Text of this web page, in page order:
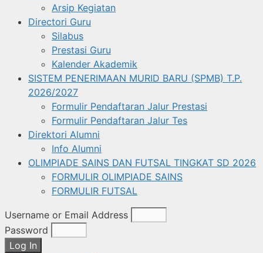
Arsip Kegiatan
Directori Guru
Silabus
Prestasi Guru
Kalender Akademik
SISTEM PENERIMAAN MURID BARU (SPMB) T.P.
2026/2027
Formulir Pendaftaran Jalur Prestasi
Formulir Pendaftaran Jalur Tes
Direktori Alumni
Info Alumni
OLIMPIADE SAINS DAN FUTSAL TINGKAT SD 2026
FORMULIR OLIMPIADE SAINS
FORMULIR FUTSAL
Username or Email Address
Password
Log In